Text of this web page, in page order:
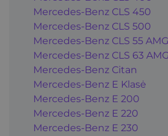
Mercedes-Benz CLS 450
Mercedes-Benz CLS 500
Mercedes-Benz CLS 55 AMG
Mercedes-Benz CLS 63 AMG
Mercedes-Benz Citan
Mercedes-Benz E Klasė
Mercedes-Benz E 200
Mercedes-Benz E 220
Mercedes-Benz E 230